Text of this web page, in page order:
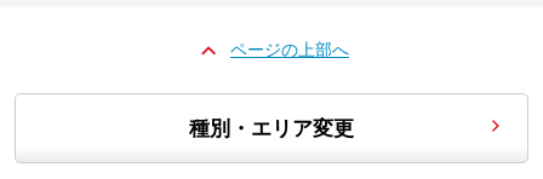
ページの上部へ
種別・エリア変更